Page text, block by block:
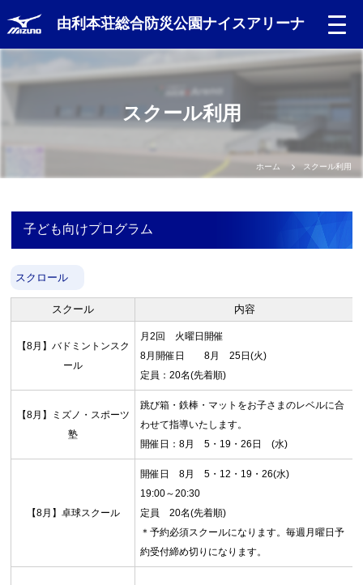
由利本荘総合防災公園ナイスアリーナ
お問合せフォーム
由利本荘市公共施設予約システム
スクール利用
ホーム スクール利用
子ども向けプログラム
スクロール
スクール 内容
【8月】バドミントンスク
ール
月2回 火曜日開催
8月開催日 8月 25日(火)
定員：20名(先着順)
【8月】ミズノ・スポーツ
塾
跳び箱・鉄棒・マットをお子さまのレベルに合
わせて指導いたします。
開催日：8月 5・19・26日 (水)
【8月】卓球スクール
開催日 8月 5・12・19・26(水)
19:00～20:30
定員 20名(先着順)
＊予約必須スクールになります。毎週月曜日予
約受付締め切りになります。